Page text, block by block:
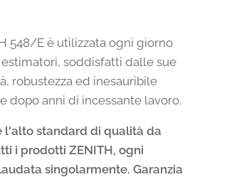
548/E è utilizzata ogni giorno
soddisfatti dalle sue
robustezza ed inesauribile
dopo anni di incessante lavoro.
l'alto standard di qualità da
i prodotti ZENITH, ogni
singolarmente. Garanzia